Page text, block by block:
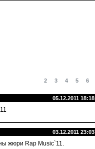
2 3 4 5 6
05.12.2011 18:18
03.12.2011 23:03
жюри Rap Music`11.